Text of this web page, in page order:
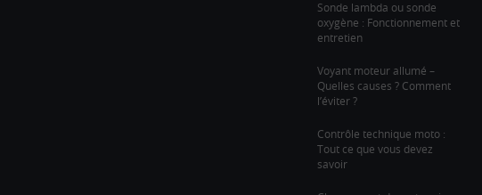
Sonde lambda ou sonde
oxygène : Fonctionnement et
entretien
Voyant moteur allumé –
Quelles causes ? Comment
l’éviter ?
Contrôle technique moto :
Tout ce que vous devez
savoir